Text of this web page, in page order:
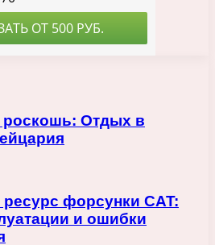
роскошь: Отдых в
ресурс форсунки CAT:
и ошибки